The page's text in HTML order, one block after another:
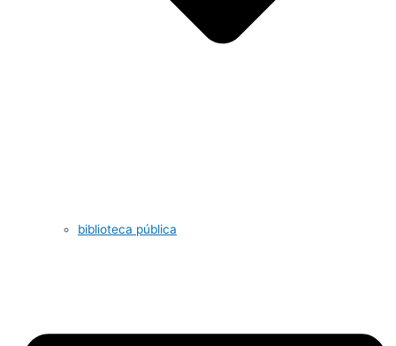
biblioteca pública